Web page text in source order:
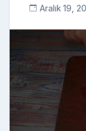
Aralık 19,